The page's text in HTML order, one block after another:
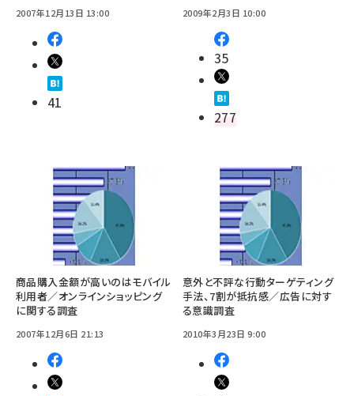
2007年12月13日 13:00
41
2009年2月3日 10:00
35
277
商品購入金額が高いのはモバイル
利用者／オンラインショッピング
に関する調査
2007年12月6日 21:13
意外と不評な行動ターゲティング
手法、7割が抵抗感／広告に対す
る意識調査
2010年3月23日 9:00